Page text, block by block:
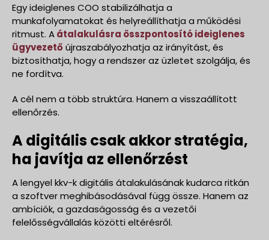
Egy ideiglenes COO stabilizálhatja a
munkafolyamatokat és helyreállíthatja a működési
ritmust. Aátalakulásra összpontosító ideiglenes
ügyvezető újraszabályozhatja az irányítást, és
biztosíthatja, hogy a rendszer az üzletet szolgálja, és
ne fordítva.
A cél nem a több struktúra. Hanem a visszaállított
ellenőrzés.
A digitális csak akkor stratégia,
ha javítja az ellenőrzést
A lengyel kkv-k digitális átalakulásának kudarca ritkán
a szoftver meghibásodásával függ össze. Hanem az
ambíciók, a gazdaságosság és a vezetői
felelősségvállalás közötti eltérésről.